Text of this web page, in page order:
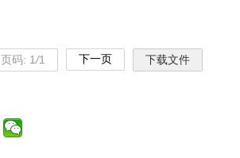
页码: 1/1 下一页 下载文件